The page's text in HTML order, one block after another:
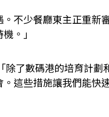
不少餐廳東主正重新
。」
了數碼港的培育計劃
這些措施讓我們能快